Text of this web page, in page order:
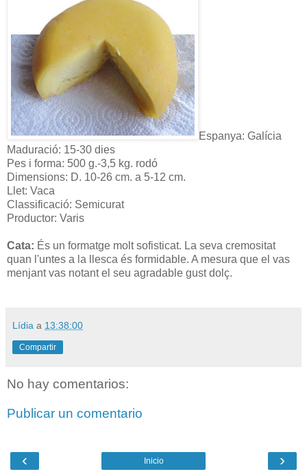
Espanya: Galícia
Maduració: 15-30 dies
Pes i forma: 500 g.-3,5 kg. rodó
Dimensions: D. 10-26 cm. a 5-12 cm.
Llet: Vaca
Classificació: Semicurat
Productor: Varis
Cata: És un formatge molt sofisticat. La seva cremositat
quan l'untes a la llesca és formidable. A mesura que el vas
menjant vas notant el seu agradable gust dolç.
Lídia a 13:38:00
Compartir
No hay comentarios:
Publicar un comentario
‹ ›
Inicio